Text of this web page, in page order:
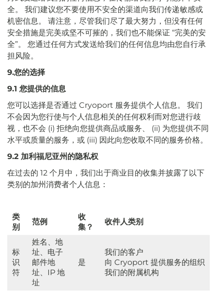
全。 我们建议您不要使用不安全的渠道向我们传递敏感或
机密信息。 请注意，尽管我们尽了最大努力，但没有任何
安全措施是完美或坚不可摧的，我们也不能保证 “完美的安
全”。 您通过任何方式发送给我们的任何信息均由您自行承
担风险。
9.您的选择
9.1 您提供的信息
您可以选择是否通过 Cryoport 服务提供个人信息。 我们
不会因为您行使与个人信息相关的任何权利而对您进行歧
视，也不会 (i) 拒绝向您提供商品或服务、 (ii) 为您提供不同
水平或质量的服务，或 (iii) 因此向您收取不同的服务价格。
9.2 加利福尼亚州的隐私权
在过去的 12 个月中，我们出于商业目的收集并披露了以下
类别的加州消费者个人信息：
类
别
范例
收
集？
收件人类别
标
识
符
姓名、地
址、电子
邮件地
址、IP 地
址
是
我们的客户
向 Cryoport 提供服务的组织
我们的附属机构